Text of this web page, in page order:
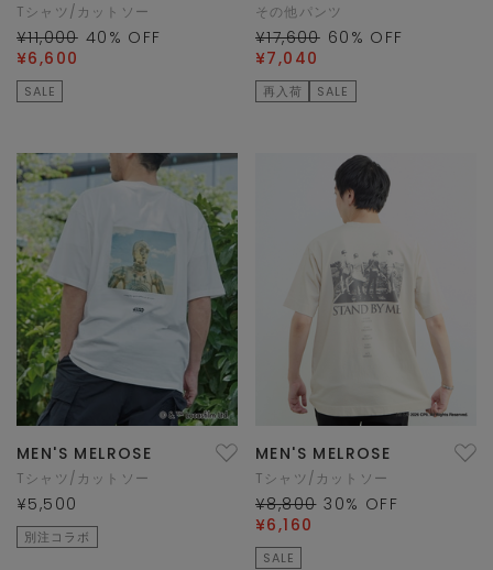
Tシャツ/カットソー
¥11,000 40 % OFF
¥6,600
SALE
その他パンツ
¥17,600 60 % OFF
¥7,040
再入荷 SALE
MEN'S MELROSE
Tシャツ/カットソー
¥5,500
別注コラボ
MEN'S MELROSE
Tシャツ/カットソー
¥8,800 30% OFF
¥6,160
SALE